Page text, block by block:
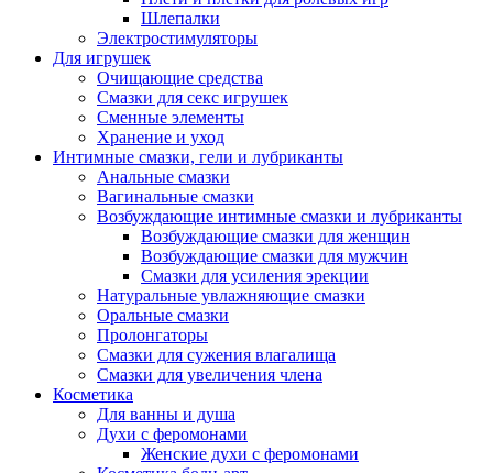
Шлепалки
Электростимуляторы
Для игрушек
Очищающие средства
Смазки для секс игрушек
Сменные элементы
Хранение и уход
Интимные смазки, гели и лубриканты
Анальные смазки
Вагинальные смазки
Возбуждающие интимные смазки и лубриканты
Возбуждающие смазки для женщин
Возбуждающие смазки для мужчин
Смазки для усиления эрекции
Натуральные увлажняющие смазки
Оральные смазки
Пролонгаторы
Смазки для сужения влагалища
Смазки для увеличения члена
Косметика
Для ванны и душа
Духи с феромонами
Женские духи с феромонами